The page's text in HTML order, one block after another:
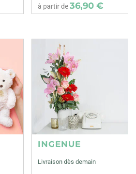
à partir de36,90 €
INGENUE
Livraison dès demain